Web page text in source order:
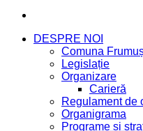
DESPRE NOI
Comuna
Legislație
Organizare
Carieră
Regulament de
Organigrama
Programe și